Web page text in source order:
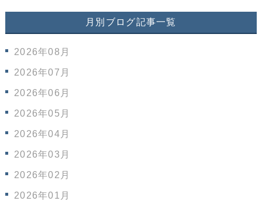
月別ブログ記事一覧
2026年08月
2026年07月
2026年06月
2026年05月
2026年04月
2026年03月
2026年02月
2026年01月